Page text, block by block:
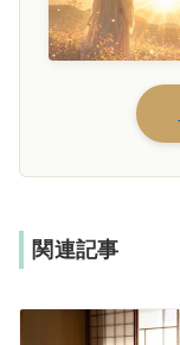
関連記事